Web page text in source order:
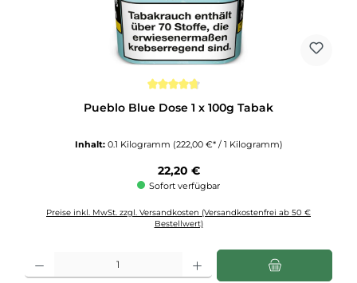
Pueblo Blue Dose 1 x 100g Tabak
Inhalt: 0.1 Kilogramm (222,00 €* / 1 Kilogramm)
Regulärer Preis:
22,20 €
Sofort verfügbar
Preise inkl. MwSt. zzgl. Versandkosten (Versandkostenfrei ab 50 €
Bestellwert)